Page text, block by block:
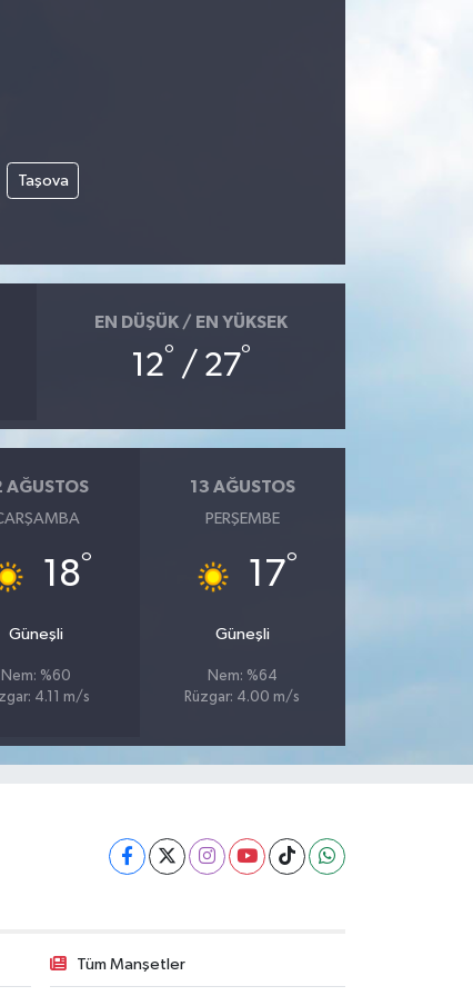
Taşova
EN DÜŞÜK / EN YÜKSEK
12° / 27°
AĞUSTOS
18°
Güneşli
Nem: %60
4.11 m/s
13 AĞUSTOS
PERŞEMBE
17°
Güneşli
Nem: %64
Rüzgar: 4.00 m/s
Tüm Manşetler